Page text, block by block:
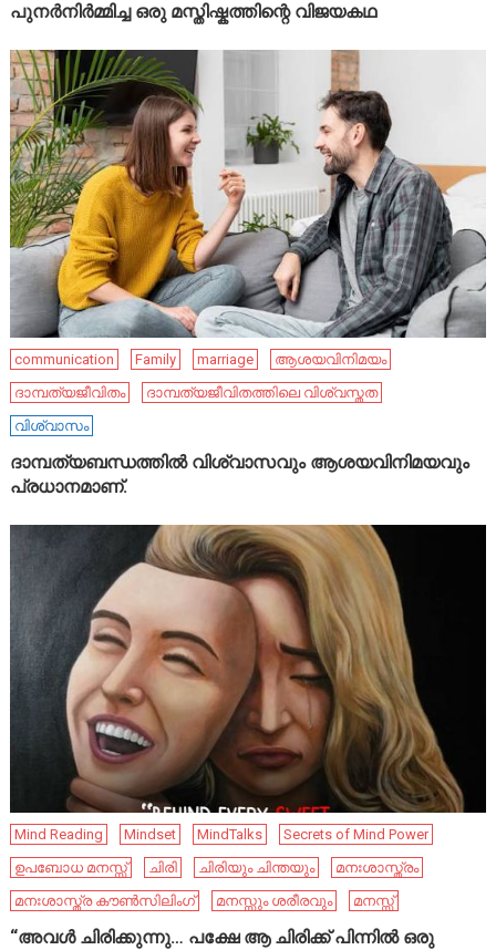
പുനർനിർമ്മിച്ച ഒരു മസ്തിഷ്കത്തിന്റെ വിജയകഥ
communication Family marriage
ആശയവിനിമയം
ദാമ്പത്യജീവിതം
ദാമ്പത്യജീവിതത്തിലെ വിശ്വസ്തത
വിശ്വാസം
ദാമ്പത്യബന്ധത്തിൽ വിശ്വാസവും ആശയവിനിമയവും
പ്രധാനമാണ്.
Mind Reading Mindset MindTalks
Secrets of Mind Power
ഉപബോധ മനസ്സ്
ചിരി ചിരിയും ചിന്തയും
മനഃശാസ്ത്രം
മനഃശാസ്ത്ര കൗൺസിലിംഗ്
മനസ്സും ശരീരവും മനസ്സ്
“അവൾ ചിരിക്കുന്നു… പക്ഷേ ആ ചിരിക്ക് പിന്നിൽ ഒരു